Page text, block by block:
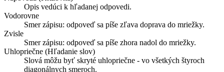
Opis vedúci k hľadanej odpovedi.
Vodorovne
Smer zápisu: odpoveď sa píše zľava doprava do mriežky.
Zvisle
Smer zápisu: odpoveď sa píše zhora nadol do mriežky.
Uhlopriečne (Hľadanie slov)
Slová môžu byť skryté uhlopriečne - vo všetkých štyroch
diagonálnych smeroch.